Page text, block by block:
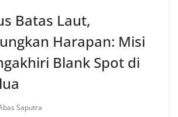
Batas Laut,
Harapan: Misi
Blank Spot di
Saputra